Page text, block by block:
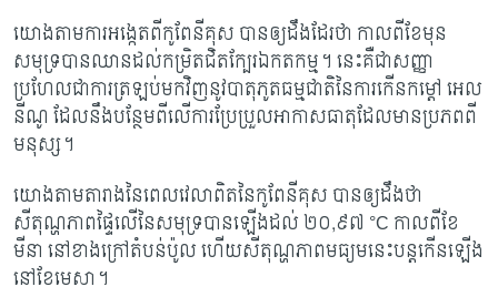
យោងតាមការអង្កេតពីកូពែនីគុស បានឲ្យដឹងដែរថា កាលពីខែមុន
សមុទ្របានឈាន​ដល់​កម្រិត​​ជិត​ក្បែរឯកតកម្ម។ នេះគឺជាសញ្ញា
ប្រហែលជាការត្រឡប់មកវិញនូវ​បាតុភូតធម្មជាតិនៃ​ការ​​កើន​កម្តៅ អេល
នីណូ ដែលនឹងបន្ថែមពីលើការប្រែប្រួលអាកាស​ធាតុដែលមានប្រភពពី​
មនុស្ស។
យោងតាមតារាងនៃពេលវេលាពិតនៃកូពែនីគុស បានឲ្យដឹងថា
សីតុណ្ហភាពផ្ទៃលើនៃ​សមុទ្រ​បាន​ឡើង​ដល់ ២០,៩៧ °C កាលពីខែ
មីនា នៅខាងក្រៅតំបន់ប៉ូល ហើយសីតុណ្ហភាព​មធ្យម​​នេះបន្ត​កើនឡើង​
នៅខែមេសា។